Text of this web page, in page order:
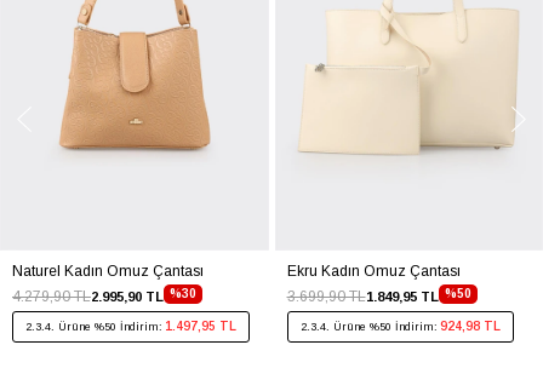
Naturel Kadın Omuz Çantası
%30
2.995,90 TL
4.279,90 TL
2.3.4. Ürüne %50 İndirim: 1.497,95 TL
Ekru Kadın Omuz Çantası
%50
1.849,95 TL
3.699,90 TL
2.3.4. Ürüne %50 İndirim: 924,98 TL